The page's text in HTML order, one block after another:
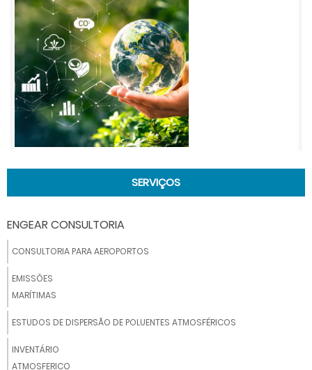
SERVIÇOS
ENGEAR CONSULTORIA
CONSULTORIA PARA AEROPORTOS
EMISSÕES
MARÍTIMAS
ESTUDOS DE DISPERSÃO DE POLUENTES ATMOSFÉRICOS
INVENTÁRIO
ATMOSFERICO